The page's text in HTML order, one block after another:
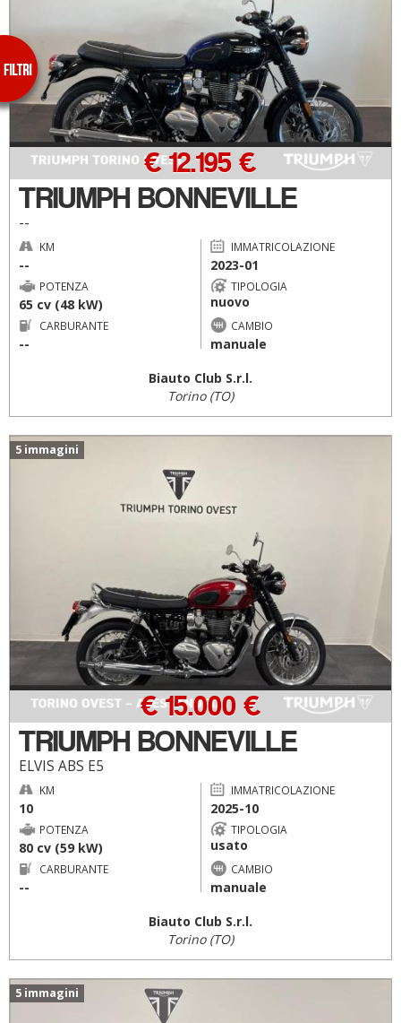
TRIUMPH BONNEVILLE
--
€ 12.195 €
KM
--
IMMATRICOLAZIONE
2023-01
POTENZA
65 cv (48 kW)
TIPOLOGIA
nuovo
CARBURANTE
--
CAMBIO
manuale
Biauto Club S.r.l.
Torino (TO)
5 immagini
TRIUMPH BONNEVILLE
ELVIS ABS E5
€ 15.000 €
KM
10
IMMATRICOLAZIONE
2025-10
POTENZA
80 cv (59 kW)
TIPOLOGIA
usato
CARBURANTE
--
CAMBIO
manuale
Biauto Club S.r.l.
Torino (TO)
5 immagini